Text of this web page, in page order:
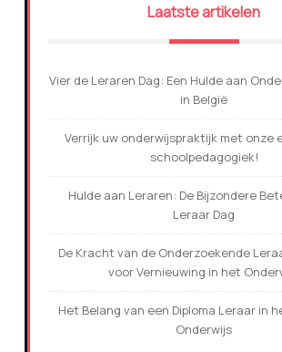
Laatste artikelen
Vier de Leraren Dag: Een Hulde aan
in België
Verrijk uw onderwijspraktijk met onze
schoolpedagogiek!
Hulde aan Leraren: De Bijzondere
Leraar Dag
De Kracht van de Onderzoekende
voor Vernieuwing in het
Het Belang van een Diploma Leraar in
Onderwijs